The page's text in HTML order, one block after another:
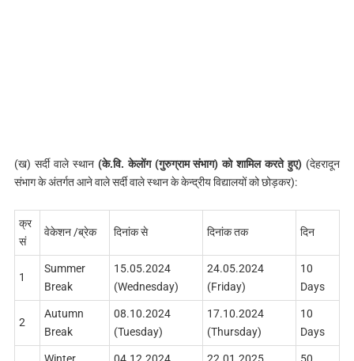
(ख) सर्दी वाले स्थान (के.वि. केलोंग (गुरुग्राम संभाग) को शामिल करते हुए) (देहरादून
संभाग के अंतर्गत आने वाले सर्दी वाले स्थान के केन्द्रीय विद्यालयों को छोड़कर):
क्र
सं
वेकेशन /ब्रेक दिनांक से दिनांक तक दिन
1
Summer
Break
15.05.2024
(Wednesday)
24.05.2024
(Friday)
10
Days
2
Autumn
Break
08.10.2024
(Tuesday)
17.10.2024
(Thursday)
10
Days